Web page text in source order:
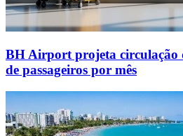
BH Airport projeta circulação
de passageiros por mês